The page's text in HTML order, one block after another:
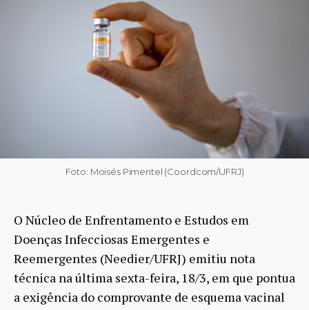
Foto: Moisés Pimentel (Coordcom/UFRJ)
O Núcleo de Enfrentamento e Estudos em
Doenças Infecciosas Emergentes e
Reemergentes (Needier/UFRJ) emitiu nota
técnica na última sexta-feira, 18/3, em que pontua
a exigência do comprovante de esquema vacinal